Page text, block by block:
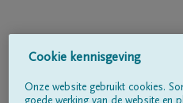
Cookie kennisgeving
Onze website gebruikt cookies.